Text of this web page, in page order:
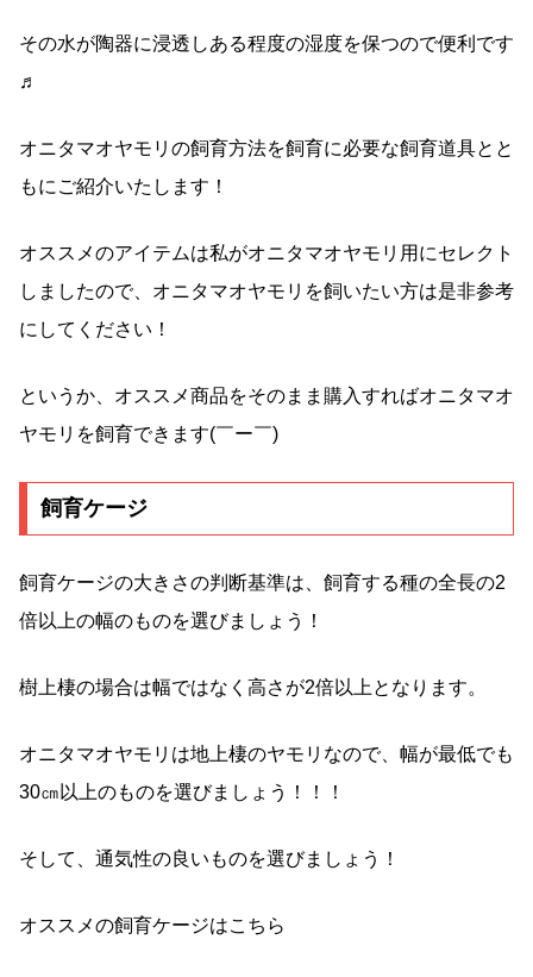
その水が陶器に浸透しある程度の湿度を保つので便利です
♬
オニタマオヤモリの飼育方法を飼育に必要な飼育道具とと
もにご紹介いたします！
オススメのアイテムは私がオニタマオヤモリ用にセレクト
しましたので、オニタマオヤモリを飼いたい方は是非参考
にしてください！
というか、オススメ商品をそのまま購入すればオニタマオ
ヤモリを飼育できます(￣ー￣)
飼育ケージ
飼育ケージの大きさの判断基準は、飼育する種の全長の2
倍以上の幅のものを選びましょう！
樹上棲の場合は幅ではなく高さが2倍以上となります。
オニタマオヤモリは地上棲のヤモリなので、幅が最低でも
30㎝以上のものを選びましょう！！！
そして、通気性の良いものを選びましょう！
オススメの飼育ケージはこちら